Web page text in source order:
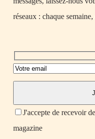
réseaux : chaque
J'accepte de recevoir
magazine